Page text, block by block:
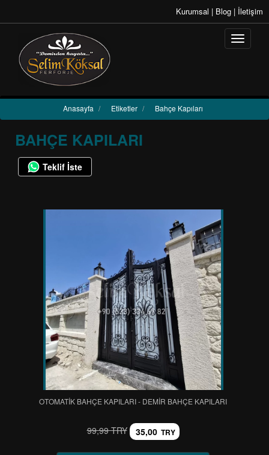
Kurumsal | Blog | İletişim
Anasayfa / Etiketler / Bahçe Kapıları
BAHÇE KAPILARI
Teklif İste
OTOMATİK BAHÇE KAPILARI - DEMİR BAHÇE KAPILARI
99,99 TRY 35,00 TRY